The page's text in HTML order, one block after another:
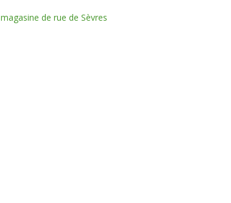
magasine de rue de Sèvres